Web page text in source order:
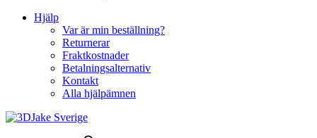
Hjälp
Var är min beställning?
Returnerar
Fraktkostnader
Betalningsalternativ
Kontakt
Alla hjälpämnen